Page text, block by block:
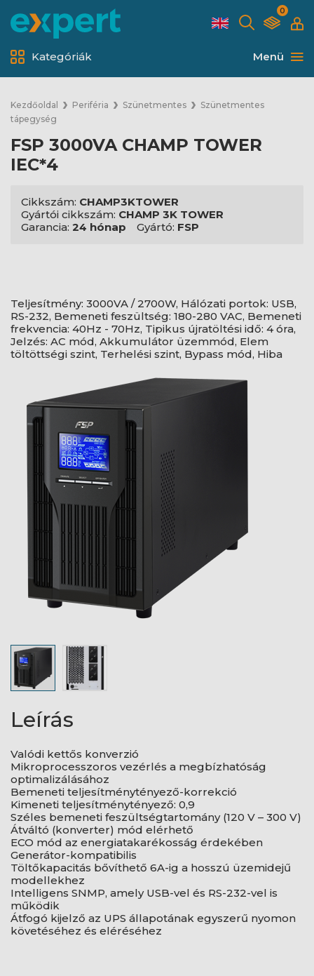
0
Menü
Kategóriák
Kezdőoldal Periféria Szünetmentes
Szünetmentes
tápegység
FSP 3000VA CHAMP TOWER
IEC*4
Cikkszám: CHAMP3KTOWER
Gyártói cikkszám: CHAMP 3K TOWER
Garancia: 24 hónap Gyártó: FSP
Teljesítmény: 3000VA / 2700W, Hálózati portok: USB,
RS-232, Bemeneti feszültség: 180-280 VAC, Bemeneti
frekvencia: 40Hz - 70Hz, Tipikus újratöltési idő: 4 óra,
Jelzés: AC mód, Akkumulátor üzemmód, Elem
töltöttségi szint, Terhelési szint, Bypass mód, Hiba
Leírás
Valódi kettős konverzió
Mikroprocesszoros vezérlés a megbízhatóság
optimalizálásához
Bemeneti teljesítménytényező-korrekció
Kimeneti teljesítménytényező: 0,9
Széles bemeneti feszültségtartomány (120 V – 300 V)
Átváltó (konverter) mód elérhető
ECO mód az energiatakarékosság érdekében
Generátor-kompatibilis
Töltőkapacitás bővíthető 6A-ig a hosszú üzemidejű
modellekhez
Intelligens SNMP, amely USB-vel és RS-232-vel is
működik
Átfogó kijelző az UPS állapotának egyszerű nyomon
követéséhez és eléréséhez